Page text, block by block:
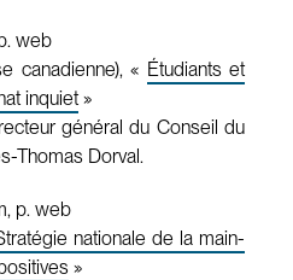
web
canadienne), « Étudiants et
inquiet »
général du Conseil du
Thomas Dorval.
p. web
nationale de la main-
»